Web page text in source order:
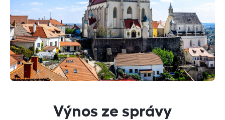
Výnos ze správy